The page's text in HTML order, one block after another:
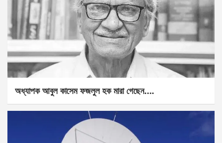
অধ্যাপক আবুল কাসেম ফজলুল হক মারা গেছেন….